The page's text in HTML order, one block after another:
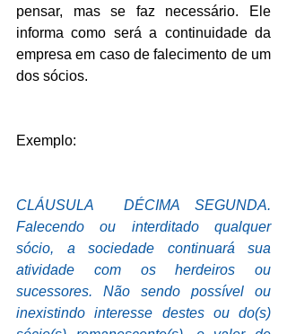
pensar, mas se faz necessário. Ele
informa como será a continuidade da
empresa em caso de falecimento de um
dos sócios.
Exemplo:
CLÁUSULA  DÉCIMA SEGUNDA.
Falecendo ou interditado qualquer
sócio, a sociedade continuará sua
atividade com os herdeiros ou
sucessores. Não sendo possível ou
inexistindo interesse destes ou do(s)